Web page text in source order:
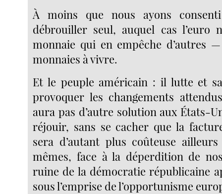
À moins que nous ayons
débrouiller seul, auquel cas l’euro
monnaie qui en empêche d’autres
monnaies à vivre.
Et le peuple américain : il lutte et
provoquer les changements
aura pas d’autre solution aux États-
réjouir, sans se cacher que la
sera d’autant plus coûteuse
mêmes, face à la déperdition de
ruine de la démocratie républicaine
sous l’emprise de l’opportunisme